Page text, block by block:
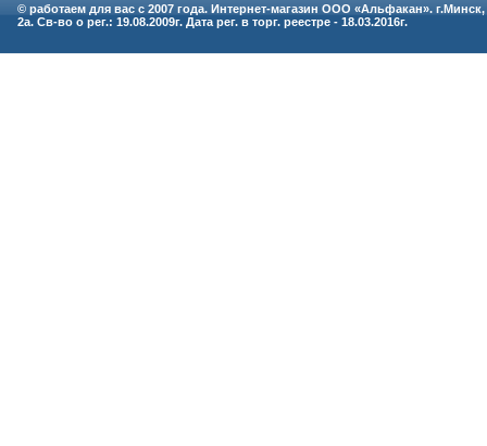
© работаем для вас с 2007 года. Интернет-магазин ООО «Альфакан».
2а. Св-во о рег.: 19.08.2009г. Дата рег. в торг. реестре - 18.03.2016г.